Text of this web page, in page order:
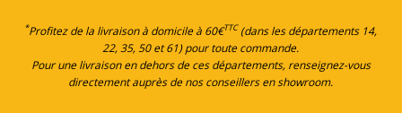
*Profitez de la livraison à domicile à 60€TTC(dans les départements 14,
22, 35, 50 et 61) pour toute commande.
Pour une livraison en dehors de ces départements, renseignez-vous
directement auprès de nos conseillers en showroom.